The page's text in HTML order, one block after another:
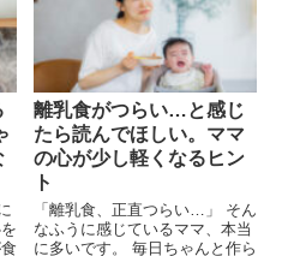
離乳食がつらい…と感じ
たら読んでほしい。ママ
の心が少し軽くなるヒン
ト
「離乳食、正直つらい…」 そん
なふうに感じているママ、本当
に多いです。 毎日ちゃんと作ら